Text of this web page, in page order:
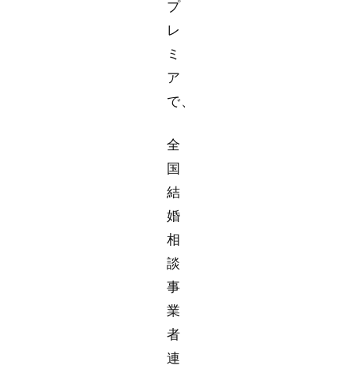
プ
レ
ミ
ア
で、
全
国
結
婚
相
談
事
業
者
連